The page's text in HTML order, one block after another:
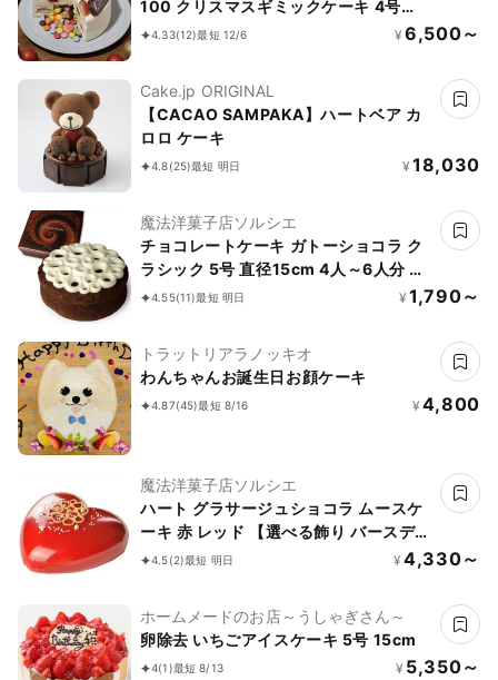
100 クリスマスギミックケーキ 4号
12cm
4.33(12)最短 12/6 ¥ 6,500～
Cake.jp ORIGINAL
【CACAO SAMPAKA】ハートベア カ
ロロ ケーキ
4.8(25)最短 明日 ¥ 18,030
魔法洋菓子店ソルシエ
チョコレートケーキ ガトーショコラ ク
ラシック 5号 直径15cm 4人～6人分 約
320g「選べる飾り： バースデー クリ
4.55(11)最短 明日 ¥ 1,790～
トラットリアラノッキオ
わんちゃんお誕生日お顔ケーキ
4.87(45)最短 8/16 ¥ 4,800
魔法洋菓子店ソルシエ
ハート グラサージュショコラ ムースケ
ーキ 赤 レッド 【選べる飾り バースデー
クリスマス 】 チョコレートケーキ お誕
キ 贈り物 おしゃれ
4.5(2)最短 明日 ¥ 4,330～
ホームメードのお店～うしゃぎさん～
卵除去 いちごアイスケーキ 5号 15cm
4(1)最短 8/13 ¥ 5,350～